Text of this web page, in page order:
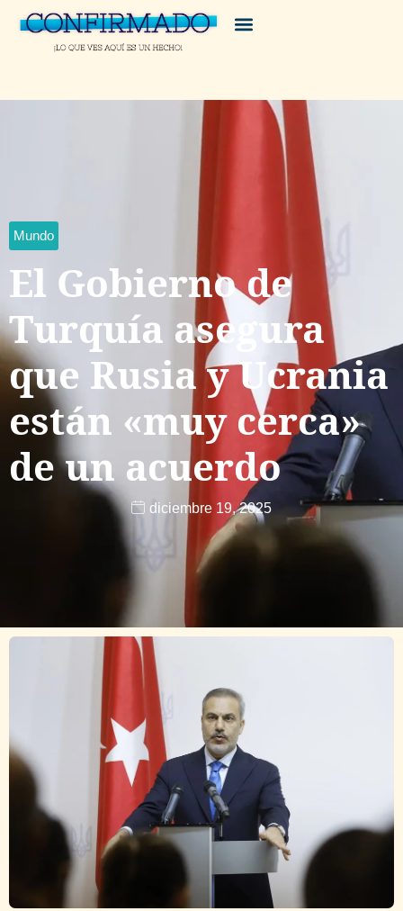
Mundo
El Gobierno de
Turquía asegura
que Rusia y Ucrania
están «muy cerca»
de un acuerdo
diciembre 19, 2025